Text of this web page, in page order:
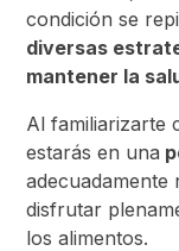
condición se
diversas
mantener la
Al familiarizarte
estarás en una
adecuadamente
disfrutar
los alimentos.